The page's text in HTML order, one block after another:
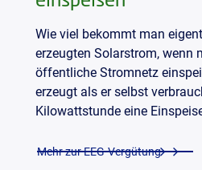
Wie viel bekommt man
erzeugten Solarstrom, wenn
öffentliche Stromnetz
erzeugt als er selbst
Kilowattstunde eine
Mehr zur EEG-Vergütung